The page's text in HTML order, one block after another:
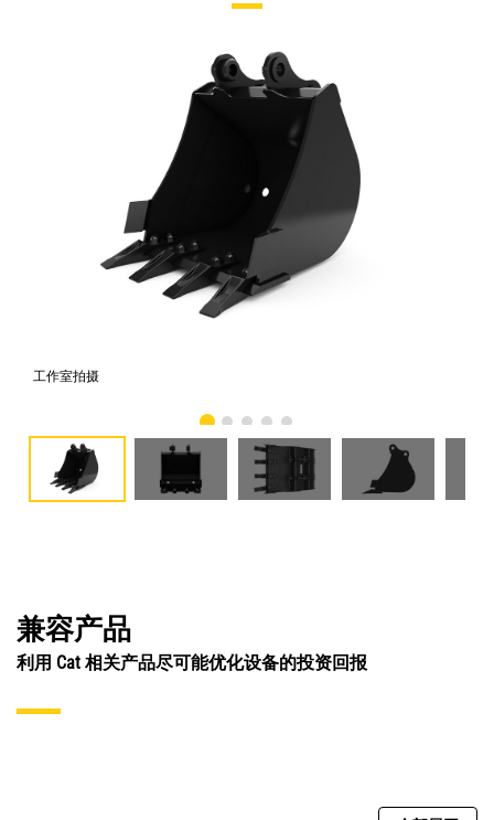
工作室拍摄
兼容产品
利用 Cat 相关产品尽可能优化设备的投资回报